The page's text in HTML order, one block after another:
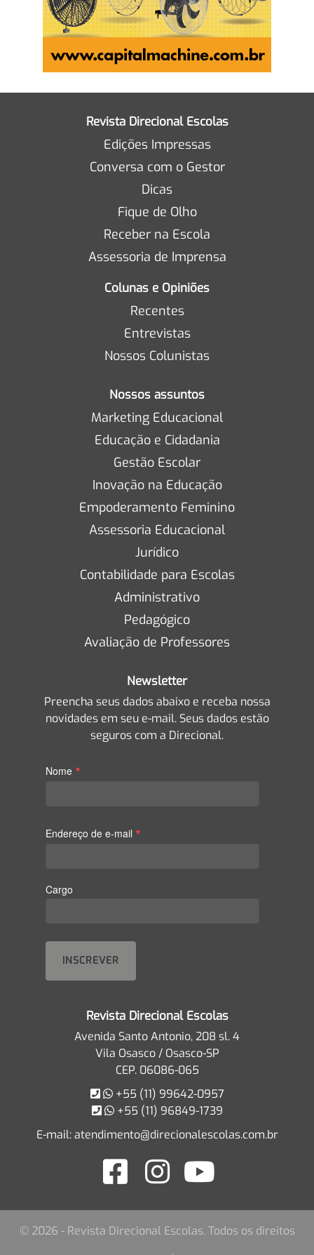
Revista Direcional Escolas
Edições Impressas
Conversa com o Gestor
Dicas
Fique de Olho
Receber na Escola
Assessoria de Imprensa
Colunas e Opiniões
Recentes
Entrevistas
Nossos Colunistas
Nossos assuntos
Marketing Educacional
Educação e Cidadania
Gestão Escolar
Inovação na Educação
Empoderamento Feminino
Assessoria Educacional
Jurídico
Contabilidade para Escolas
Administrativo
Pedagógico
Avaliação de Professores
Newsletter
Preencha seus dados abaixo e receba nossa
novidades em seu e-mail. Seus dados estão
seguros com a Direcional.
Nome *
Endereço de e-mail *
Cargo
Revista Direcional Escolas
Avenida Santo Antonio, 208 sl. 4
Vila Osasco / Osasco-SP
CEP. 06086-065
+55 (11) 99642-0957
+55 (11) 96849-1739
E-mail:atendimento@direcionalescolas.com.br
© 2026 - Revista Direcional Escolas. Todos os direitos